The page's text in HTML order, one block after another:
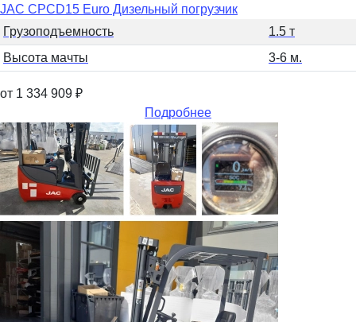
JAC CPCD15 Euro Дизельный погрузчик
Грузоподъемность
1.5 т
Высота мачты
3-6 м.
от 1 334 909 ₽
Подробнее